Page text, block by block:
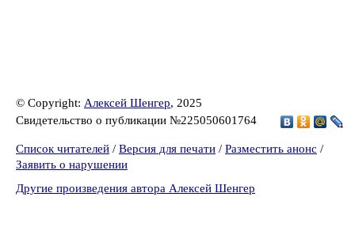
© Copyright: Алексей Шенгер, 2025
Свидетельство о публикации №225050601764
Список читателей / Версия для печати / Разместить анонс /
Заявить о нарушении
Другие произведения автора Алексей Шенгер